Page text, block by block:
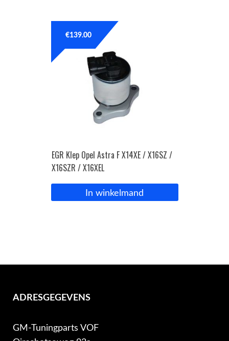
EGR Klep Opel Astra F X14XE / X16SZ /
X16SZR / X16XEL
€139.00
In winkelmand
ADRESGEGEVENS
GM-Tuningparts VOF